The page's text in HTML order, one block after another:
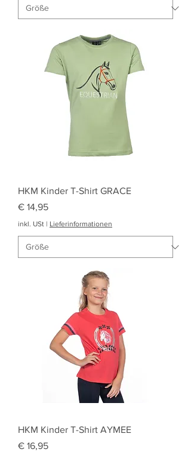
HKM Kinder T-Shirt GRACE
Preis
€ 14,95
inkl. USt | Lieferinformationen
HKM Kinder T-Shirt AYMEE
Preis
€ 16,95